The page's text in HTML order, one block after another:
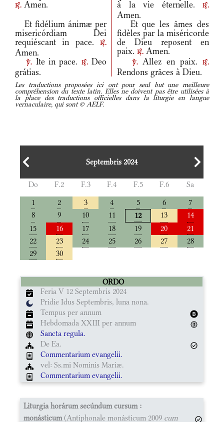
r. Amen.
à la vie éternelle.
r.
Amen.
Et fidélium ánimæ per
misericórdiam Dei
requiéscant in pace.
r.
Amen.
Et que les âmes des
fidèles par la miséricorde
de Dieu reposent en
paix. r. Amen.
v. Ite in pace. r.Deo
grátias.
v.Allez en paix.r.
Rendons grâces à Dieu.
Les traductions proposées ici ont pour seul but une meilleure
compréhension du texte latin. Elles ne doivent pas être utilisées à
la place des traductions officielles dans la liturgie en langue
vernaculaire, qui sont © AELF.
Septembris 2024
Do F.2 F.3 F.4 F.5 F.6
Sa
1
2 3 4 5 6
7
8
9 10 11 12 13
14
15
16 17 18 19 20
21
22
23 24 25 26 27
28
29
30
ORDO
Feria V 12 Septembris 2024
Pridie Idus Septembris, luna nona.
Tempus per annum
Hebdomada XXIII per annum
Sancta regula.
De Ea.
Commentarium evangelii.
vel: Ss.mi Nominis Mariæ.
Commentarium evangelii.
Liturgia horárum secúndum cursum :
monásticum(Antiphonale monásticum 2009 cum